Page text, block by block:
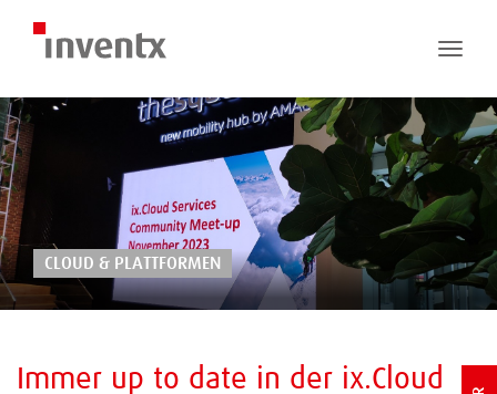
Toggle
CLOUD & PLATTFORMEN
Immer up to date in der ix.Cloud